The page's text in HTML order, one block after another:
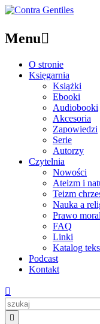
Menu
O stronie
Księgarnia
Książki
Ebooki
Audiobooki
Akcesoria
Zapowiedzi
Serie
Autorzy
Czytelnia
Nowości
Ateizm i
Teizm
Nauka a
Prawo
FAQ
Linki
Katalog
Podcast
Kontakt

